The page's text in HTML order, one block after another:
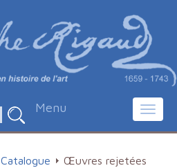
Menu
Catalogue Œuvres rejetées